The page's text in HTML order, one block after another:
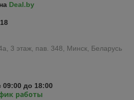
Deal.by
3 этаж, пав. 348, Минск, Беларусь
09:00 до 18:00
работы